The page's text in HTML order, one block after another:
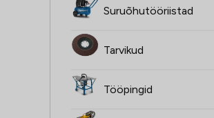
Suruõhutööriistad
Tarvikud
Tööpingid